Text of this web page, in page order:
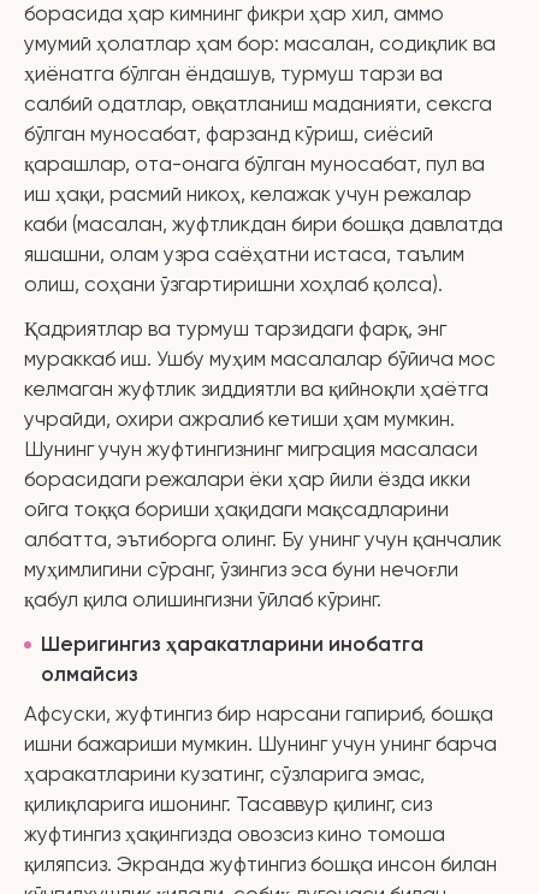
борасида ҳар кимнинг фикри ҳар хил, аммо
умумий ҳолатлар ҳам бор: масалан, содиқлик ва
ҳиёнатга бўлган ёндашув, турмуш тарзи ва
салбий одатлар, овқатланиш маданияти, сексга
бўлган муносабат, фарзанд кўриш, сиёсий
қарашлар, ота-онага бўлган муносабат, пул ва
иш ҳақи, расмий никоҳ, келажак учун режалар
каби (масалан, жуфтликдан бири бошқа давлатда
яшашни, олам узра саёҳатни истаса, таълим
олиш, соҳани ўзгартиришни хоҳлаб қолса).
Қадриятлар ва турмуш тарзидаги фарқ, энг
мураккаб иш. Ушбу муҳим масалалар бўйича мос
келмаган жуфтлик зиддиятли ва қийноқли ҳаётга
учрайди, охири ажралиб кетиши ҳам мумкин.
Шунинг учун жуфтингизнинг миграция масаласи
борасидаги режалари ёки ҳар йили ёзда икки
ойга тоққа бориши ҳақидаги мақсадларини
албатта, эътиборга олинг. Бу унинг учун қанчалик
муҳимлигини сўранг, ўзингиз эса буни нечоғли
қабул қила олишингизни ўйлаб кўринг.
Шеригингиз ҳаракатларини инобатга
олмайсиз
Афсуски, жуфтингиз бир нарсани гапириб, бошқа
ишни бажариши мумкин. Шунинг учун унинг барча
ҳаракатларини кузатинг, сўзларига эмас,
қилиқларига ишонинг. Тасаввур қилинг, сиз
жуфтингиз ҳақингизда овозсиз кино томоша
қиляпсиз. Экранда жуфтингиз бошқа инсон билан